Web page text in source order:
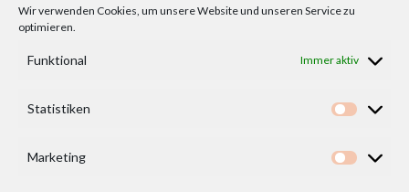
Wir verwenden Cookies, um unsere Website und unseren Service zu
optimieren.
Funktional Immer aktiv
Statistiken
Marketing